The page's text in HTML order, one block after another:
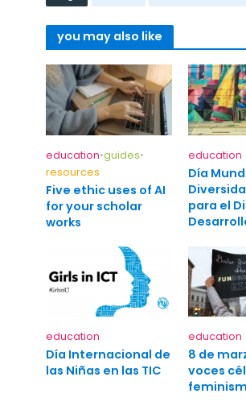
you may also like
education•guides•
resources
Five ethic uses of AI
for your scholar
works
education
Día
para el
education
Día Internacional de
las Niñas en las TIC
education
8 de
voces